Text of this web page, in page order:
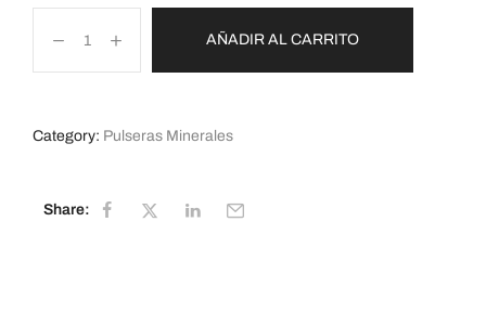
AÑADIR AL CARRITO
Category: Pulseras Minerales
Share: